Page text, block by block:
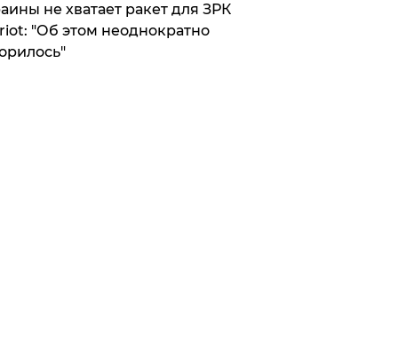
не хватает ракет для ЗРК
"Об этом неоднократно